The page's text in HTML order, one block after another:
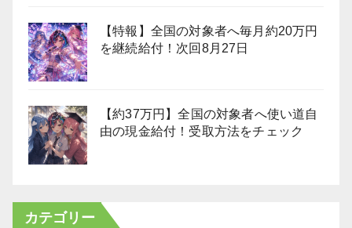
【特報】全国の対象者へ毎月約20万円
を継続給付！次回8月27日
【約37万円】全国の対象者へ使い道自
由の現金給付！受取方法をチェック
カテゴリー